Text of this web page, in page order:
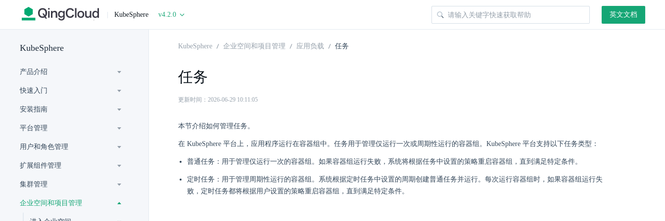
| KubeSphere v4.2.0 英文文档
KubeSphere
产品介绍
快速入门
安装指南
平台管理
用户和角色管理
扩展组件管理
集群管理
企业空间和项目管理
KubeSphere 企业空间和项目管理 应用负载 任务
任务
更新时间：2026-06-29 10:11:05
本节介绍如何管理任务。
在 KubeSphere 平台上，应用程序运行在容器组中。任务用于管理仅运行一次或周期性运行的容器组。KubeSphere 平台支持以下任务类型：
普通任务：用于管理仅运行一次的容器组。如果容器组运行失败，系统将根据任务中设置的策略重启容器组，直到满足特定条件。
定时任务：用于管理周期性运行的容器组。系统根据定时任务中设置的周期创建普通任务并运行。每次运行容器组时，如果容器组运行失
败，定时任务都将根据用户设置的策略重启容器组，直到满足特定条件。